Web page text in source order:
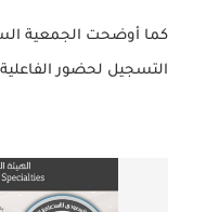
كما أوضحت الجمعية
التسجيل لحضور